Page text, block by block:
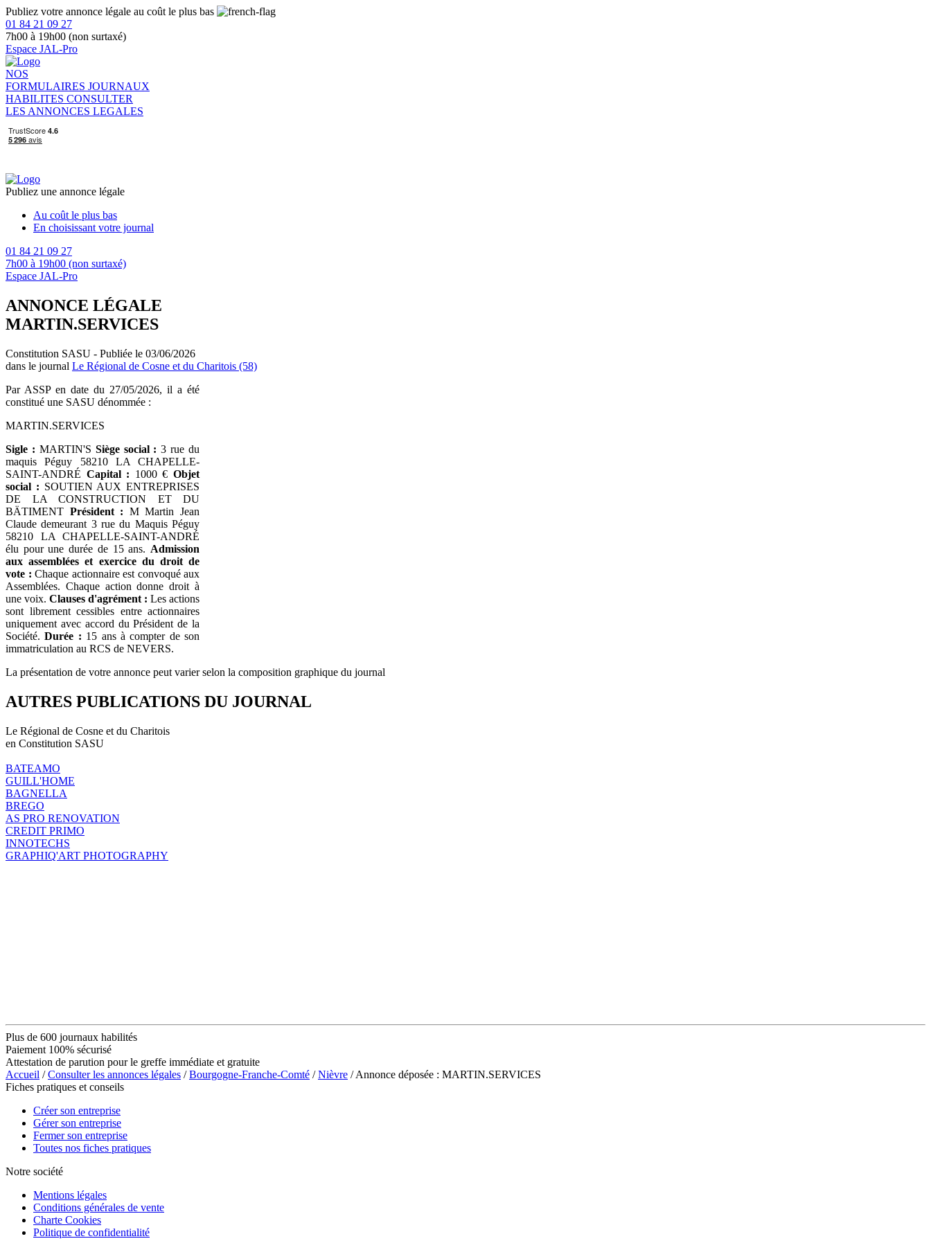
Publiez votre annonce légale au coût le plus bas
01 84 21 09 27
7h00 à 19h00 (non surtaxé)
Espace JAL-Pro
NOS
FORMULAIRES JOURNAUX
HABILITES CONSULTER
LES ANNONCES LEGALES
Publiez une annonce légale
Au coût le plus bas
En choisissant votre journal
01 84 21 09 27
7h00 à 19h00 (non surtaxé)
Espace JAL-Pro
ANNONCE LÉGALE
MARTIN.SERVICES
Constitution SASU - Publiée le 03/06/2026
dans le journal Le Régional de Cosne et du Charitois (58)
Par ASSP en date du 27/05/2026, il a été
constitué une SASU dénommée :
MARTIN.SERVICES
Sigle : MARTIN'S Siège social : 3 rue du
maquis Péguy 58210 LA CHAPELLE-
SAINT-ANDRÉ Capital : 1000 €Objet
social : SOUTIEN AUX ENTREPRISES
DE LA CONSTRUCTION ET DU
BÄTIMENT Président : M Martin Jean
Claude demeurant 3 rue du Maquis Péguy
58210 LA CHAPELLE-SAINT-ANDRÉ
élu pour une durée de 15 ans. Admission
aux assemblées et exercice du droit de
vote : Chaque actionnaire est convoqué aux
Assemblées. Chaque action donne droit à
une voix. Clauses d'agrément : Les actions
sont librement cessibles entre actionnaires
uniquement avec accord du Président de la
Société.Durée : 15 ans à compter de son
immatriculation au RCS de NEVERS.
La présentation de votre annonce peut varier selon la composition graphique du journal
AUTRES PUBLICATIONS DU JOURNAL
Le Régional de Cosne et du Charitois
en Constitution SASU
BATEAMO
GUILL'HOME
BAGNELLA
BREGO
AS PRO RENOVATION
CREDIT PRIMO
INNOTECHS
GRAPHIQ'ART PHOTOGRAPHY
Plus de 600 journaux habilités
Paiement 100% sécurisé
Attestation de parution pour le greffe immédiate et gratuite
Accueil /Consulter les annonces légales /Bourgogne-Franche-Comté /Nièvre / Annonce déposée : MARTIN.SERVICES
Fiches pratiques et conseils
Créer son entreprise
Gérer son entreprise
Fermer son entreprise
Toutes nos fiches pratiques
Notre société
Mentions légales
Conditions générales de vente
Charte Cookies
Politique de confidentialité